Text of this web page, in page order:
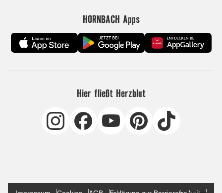
HORNBACH Apps
Hier fließt Herzblut